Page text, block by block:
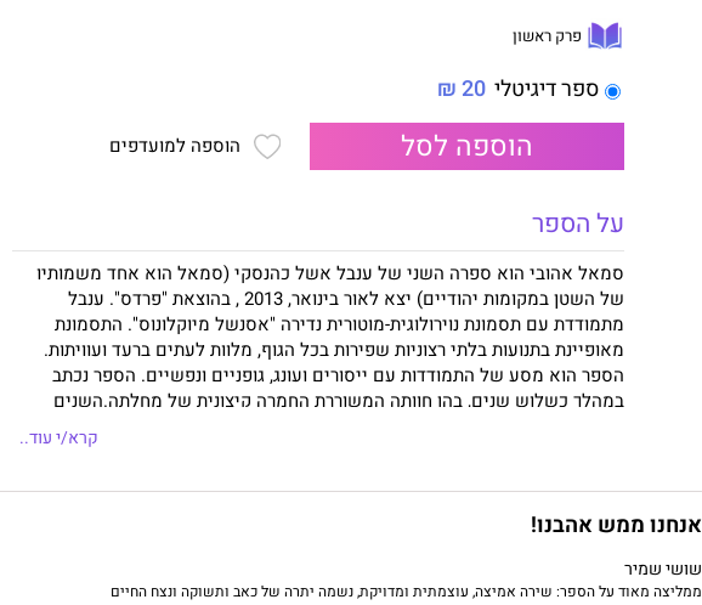
פרק ראשון
ספר דיגיטלי 20 ₪
הוספה לסל הוספה למועדפים
על הספר
סמאל אהובי הוא ספרה השני של ענבל אשל כהנסקי (סמאל הוא אחד משמותיו
של השטן במקומות יהודיים) יצא לאור בינואר, 2013 , בהוצאת "פרדס". ענבל
מתמודדת עם תסמונת נוירולוגית-מוטורית נדירה "אסנשל מיוקלונוס". התסמונת
מאופיינת בתנועות בלתי רצוניות שפירות בכל הגוף, מלוות לעתים ברעד ועוויתות.
הספר הוא מסע של התמודדות עם ייסורים ועונג, גופניים ונפשיים. הספר נכתב
במהלך כשלוש שנים, בהן חוותה המשוררת החמרה קיצונית של מחלתה.השנים
המתועדות בספר, מתארות כאבים השלובים בתשוקה עזה- למגע, לפורקן ולחייםקרא/י עוד..
אנחנו ממש אהבנו!
שושי שמיר
ממליצה מאוד על הספר: שירה אמיצה, עוצמתית ומדויקת, נשמה יתרה של כאב ותשוקה ונצח החיים